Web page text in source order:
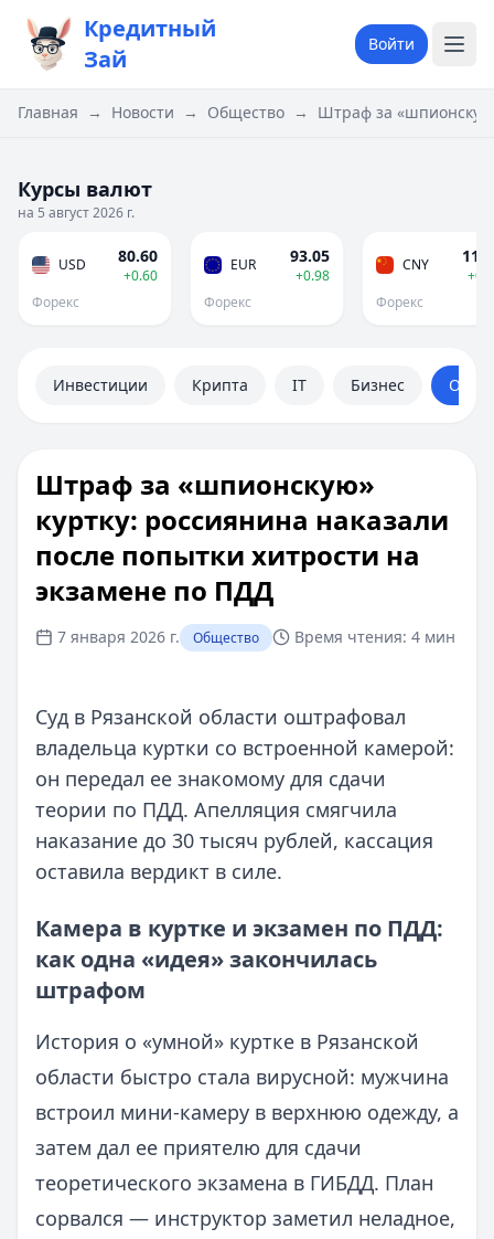
Кредитный
Зай
Войти
Главная → Новости → Общество → Штраф за
Курсы валют
на 5 август 2026 г.
USD 80.60
+0.60
Форекс
EUR 93.05
+0.98
Форекс
CNY
Форекс
Инвестиции Крипта IT Бизнес
Штраф за «шпионскую»
куртку: россиянина наказали
после попытки хитрости на
экзамене по ПДД
7 января 2026 г. Общество Время чтения: 4 мин
Суд в Рязанской области оштрафовал
владельца куртки со встроенной камерой:
он передал ее знакомому для сдачи
теории по ПДД. Апелляция смягчила
наказание до 30 тысяч рублей, кассация
оставила вердикт в силе.
Камера в куртке и экзамен по ПДД:
как одна «идея» закончилась
штрафом
История о «умной» куртке в Рязанской
области быстро стала вирусной: мужчина
встроил мини-камеру в верхнюю одежду, а
затем дал ее приятелю для сдачи
теоретического экзамена в ГИБДД. План
сорвался — инструктор заметил неладное,